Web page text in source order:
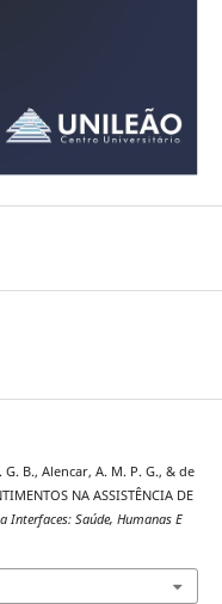
B., Alencar, A. M. P. G., & de
NA ASSISTÊNCIA DE
Interfaces: Saúde, Humanas E